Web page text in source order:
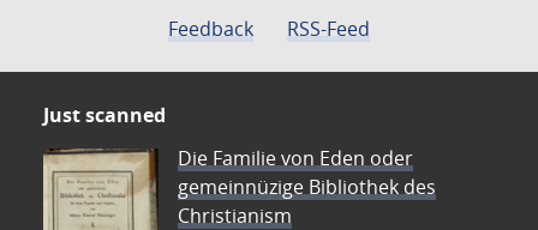
Feedback
RSS-Feed
Just scanned
Die Familie von Eden oder
gemeinnüzige Bibliothek des
Christianism